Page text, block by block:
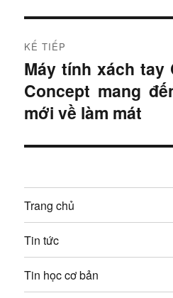
u
h
ư
ớ
b
à
i
v
t
r
ư
ớ
c
:
KẾ TIẾP
B
à
i
i
p
:
Máy tính xách tay
Concept mang
mới về làm mát
Trang chủ
Tin tức
Tin học cơ bản